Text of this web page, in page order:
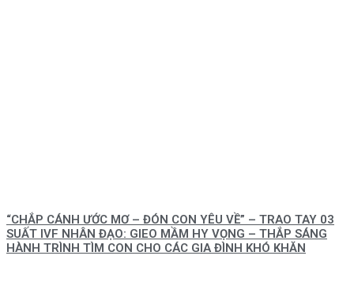
“CHẮP CÁNH ƯỚC MƠ – ĐÓN CON YÊU VỀ” – TRAO TAY 03
SUẤT IVF NHÂN ĐẠO: GIEO MẦM HY VỌNG – THẮP SÁNG
HÀNH TRÌNH TÌM CON CHO CÁC GIA ĐÌNH KHÓ KHĂN